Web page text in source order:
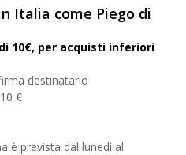
Italia come Piego di
10€, per acquisti inferiori
destinatario
€
è prevista dal lunedì al